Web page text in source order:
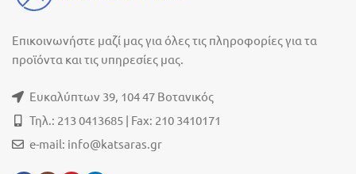
Επικοινωνήστε μαζί μας για όλες τις πληροφορίες για τα
προϊόντα και τις υπηρεσίες μας.
Ευκαλύπτων 39, 104 47 Βοτανικός
Τηλ.: 213 0413685 | Fax: 210 3410171
e-mail: info@katsaras.gr